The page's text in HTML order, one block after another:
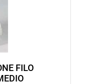
FILO